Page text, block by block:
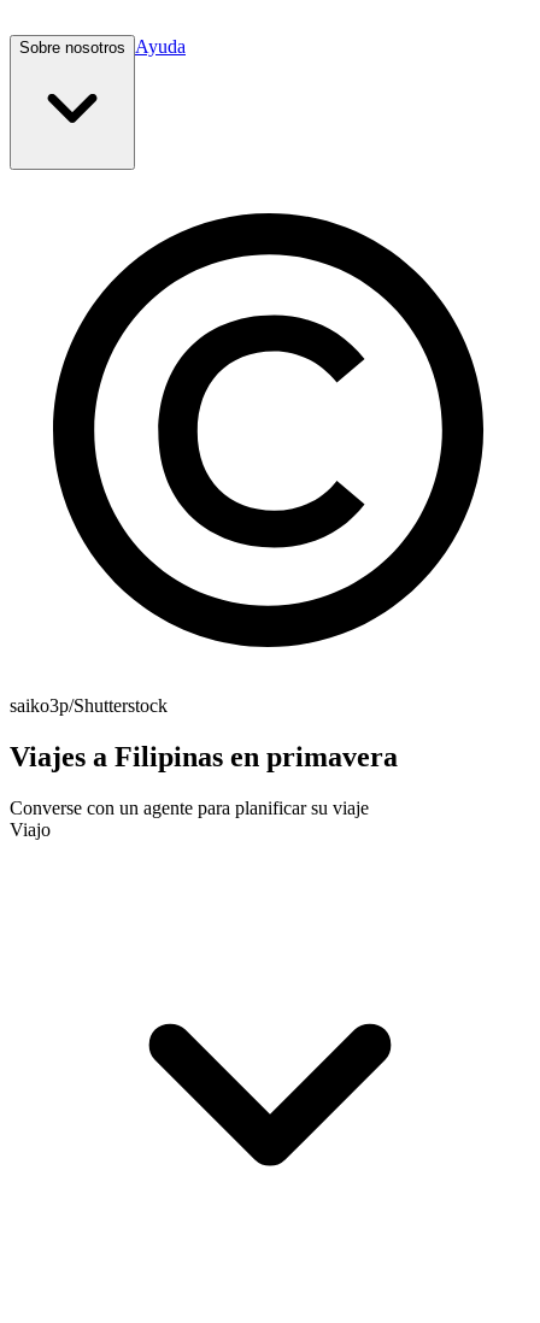
Sobre nosotros Ayuda
saiko3p/Shutterstock
Viajes a Filipinas en primavera
Converse con un agente para planificar su viaje
Viajo